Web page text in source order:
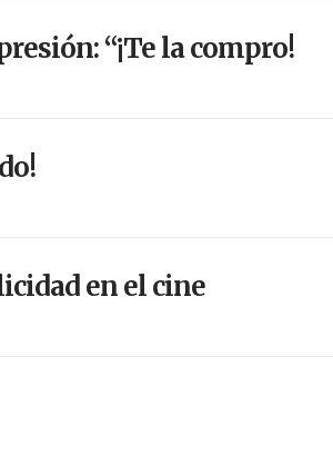
“¡Te la compro!
en el cine